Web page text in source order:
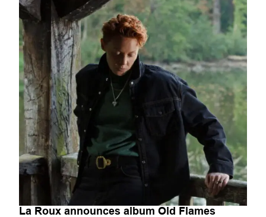
La Roux announces album Old Flames